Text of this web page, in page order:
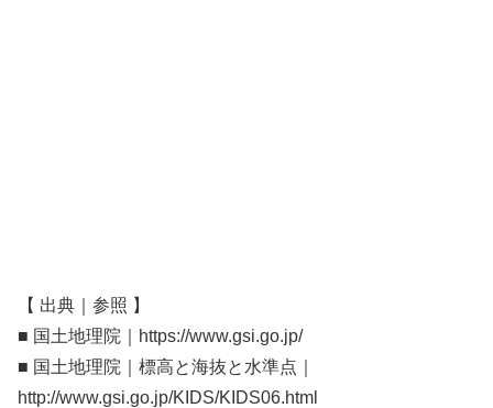
【 出典｜参照 】
■ 国土地理院｜https://www.gsi.go.jp/
■ 国土地理院｜標高と海抜と水準点｜
http://www.gsi.go.jp/KIDS/KIDS06.html